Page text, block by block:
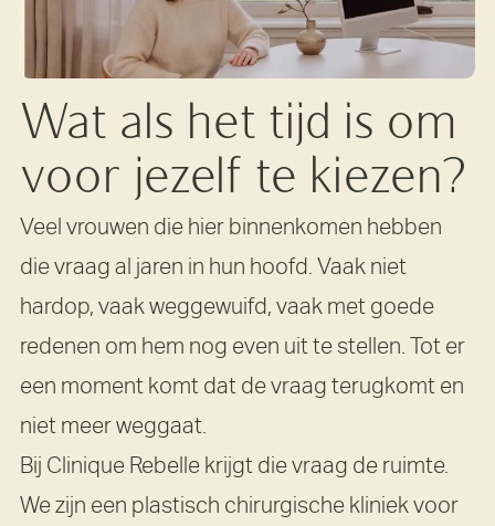
Wat als het tijd is om
voor jezelf te kiezen?
Veel vrouwen die hier binnenkomen hebben
die vraag al jaren in hun hoofd. Vaak niet
hardop, vaak weggewuifd, vaak met goede
redenen om hem nog even uit te stellen. Tot er
een moment komt dat de vraag terugkomt en
niet meer weggaat.
Bij Clinique Rebelle krijgt die vraag de ruimte.
We zijn een plastisch chirurgische kliniek voor